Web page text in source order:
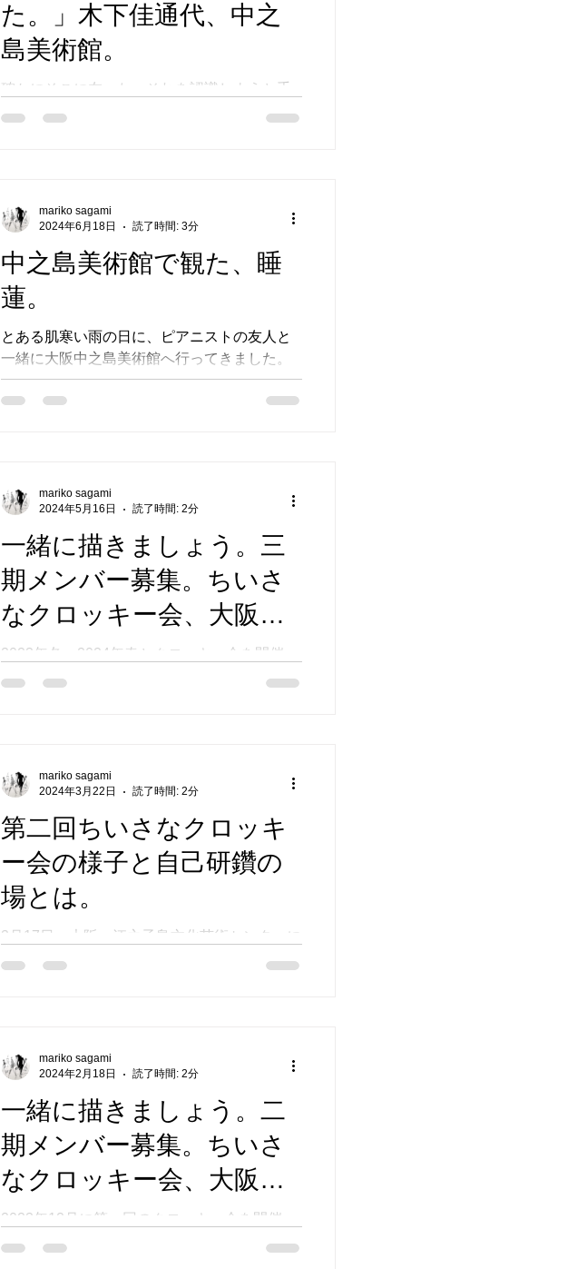
た。」木下佳通代、中之
島美術館。
確かにそこに在った、それを認識しようと手
探りで表現し続けた作家、木下佳通代。その
中之島美術館で観た、睡
蓮。
とある肌寒い雨の日に、ピアニストの友人と
一緒に大阪中之島美術館へ行ってきました。
背の高いビルとたくさんの傘の波、間を縫っ
てテクテクとふたり、川を見て歩きながら真
mariko sagami
2024年6月18日
読了時間: 3分
一緒に描きましょう。三
期メンバー募集。ちいさ
なクロッキー会、大阪の
夏。
2023年冬、2024年春とクロッキー会を開催
し、皆様と有意義な時間を共有することがで
なで描きましょう。...
mariko sagami
2024年5月16日
読了時間: 2分
第二回ちいさなクロッキ
ー会の様子と自己研鑽の
場とは。
3月17日、大阪、江之子島文化芸術センターに
て開催の第二回ちいさなクロッキー会が無事
ころでクロッキー会は始まりま...
mariko sagami
2024年3月22日
読了時間: 2分
一緒に描きましょう。二
期メンバー募集。ちいさ
なクロッキー会、大阪の
春。
2023年12月に第一回のクロッキー会を開催
し、初期メンバーの皆様と有意義な時間を共
mariko sagami
2024年2月18日
読了時間: 2分